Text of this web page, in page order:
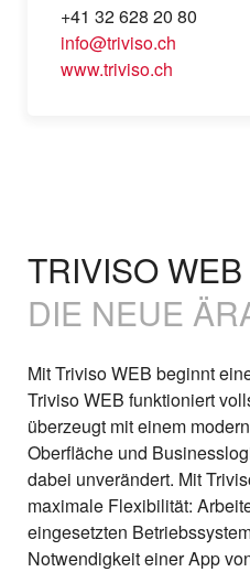
+41 32 628 20 80
info@triviso.ch
www.triviso.ch
TRIVISO WEB
DIE NEUE
Mit Triviso WEB beginnt
Triviso WEB funktioniert
überzeugt mit einem
Oberfläche und
dabei unverändert. Mit
maximale Flexibilität:
eingesetzten
Notwendigkeit einer App